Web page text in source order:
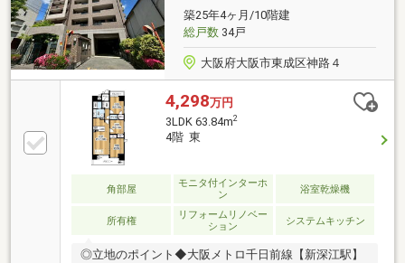
らご内覧予約をいただくとスムーズです※当社では他
社様掲載物件もまとめてご案内可能です
築25年4ヶ月/10階建
総戸数34戸
大阪府大阪市東成区神路４
4,298万円
3LDK 63.84m2
4階 東
角部屋
モニタ付インターホ
ン
浴室乾燥機
所有権
リフォームリノベー
ション
システムキッチン
◎立地のポイント◆大阪メトロ千日前線【新深江駅】